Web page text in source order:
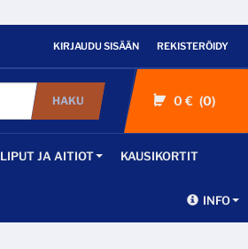
KIRJAUDU SISÄÄN REKISTERÖIDY
HAKU 0 € 0
LIPUT JA AITIOT KAUSIKORTIT
INFO